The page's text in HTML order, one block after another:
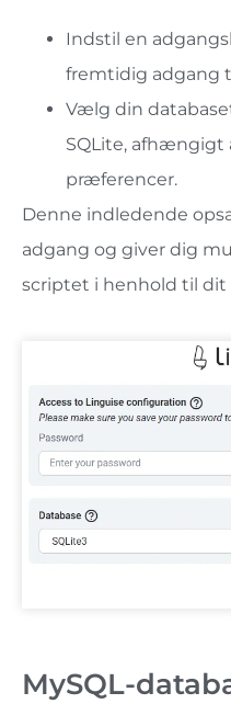
Indstil en
fremtidig adgang
Vælg din
SQLite,
præferencer.
Denne indledende
adgang og giver dig
scriptet i henhold til dit
MySQL-